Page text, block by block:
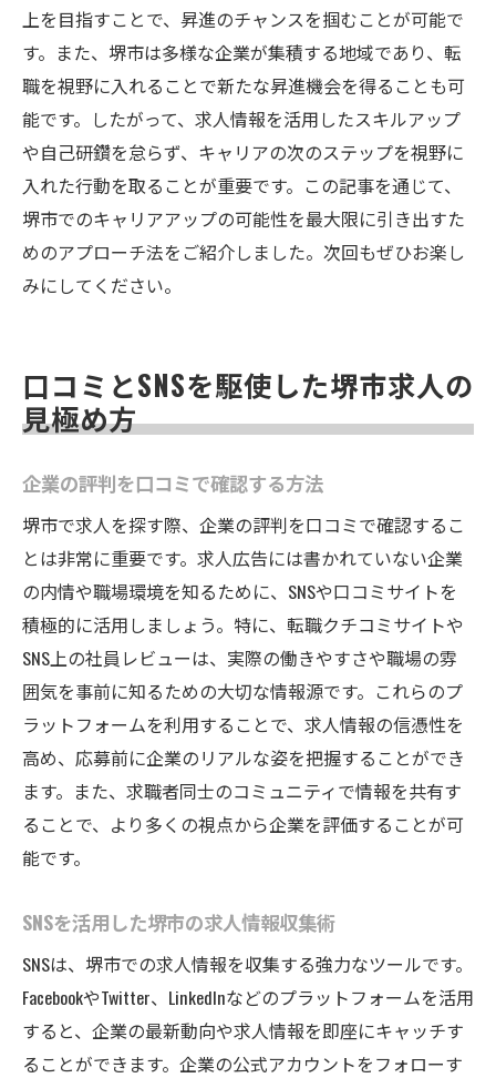
上を目指すことで、昇進のチャンスを掴むことが可能で
す。また、堺市は多様な企業が集積する地域であり、転
職を視野に入れることで新たな昇進機会を得ることも可
能です。したがって、求人情報を活用したスキルアップ
や自己研鑽を怠らず、キャリアの次のステップを視野に
入れた行動を取ることが重要です。この記事を通じて、
堺市でのキャリアアップの可能性を最大限に引き出すた
めのアプローチ法をご紹介しました。次回もぜひお楽し
みにしてください。
口コミとSNSを駆使した堺市求人の
見極め方
企業の評判を口コミで確認する方法
堺市で求人を探す際、企業の評判を口コミで確認するこ
とは非常に重要です。求人広告には書かれていない企業
の内情や職場環境を知るために、SNSや口コミサイトを
積極的に活用しましょう。特に、転職クチコミサイトや
SNS上の社員レビューは、実際の働きやすさや職場の雰
囲気を事前に知るための大切な情報源です。これらのプ
ラットフォームを利用することで、求人情報の信憑性を
高め、応募前に企業のリアルな姿を把握することができ
ます。また、求職者同士のコミュニティで情報を共有す
ることで、より多くの視点から企業を評価することが可
能です。
SNSを活用した堺市の求人情報収集術
SNSは、堺市での求人情報を収集する強力なツールです。
FacebookやTwitter、LinkedInなどのプラットフォームを活用
すると、企業の最新動向や求人情報を即座にキャッチす
ることができます。企業の公式アカウントをフォローす